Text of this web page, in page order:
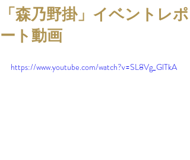
「森乃野掛」イベントレポ
ート動画
https://www.youtube.com/watch?v=SL8Vg_GlTkA